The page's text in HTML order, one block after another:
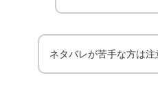
ネタバレが苦手な方は注